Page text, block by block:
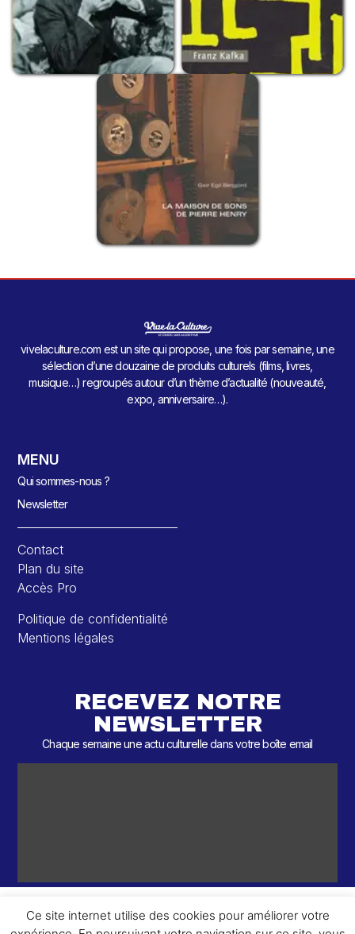
vivelaculture.com est un site qui propose, une fois par semaine, une
sélection d’une douzaine de produits culturels (films, livres,
musique…) regroupés autour d’un thème d’actualité (nouveauté,
expo, anniversaire…).
MENU
Qui sommes-nous ?
Newsletter
Contact
Plan du site
Accès Pro
Politique de confidentialité
Mentions légales
RECEVEZ NOTRE
NEWSLETTER
Chaque semaine une actu culturelle dans votre boîte email
Ce site internet utilise des cookies pour améliorer votre